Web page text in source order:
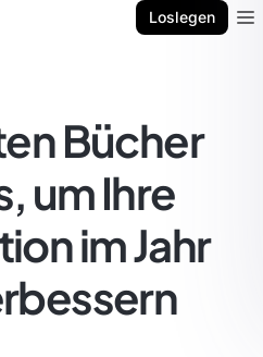
Loslegen
Bücher
um Ihre
im Jahr